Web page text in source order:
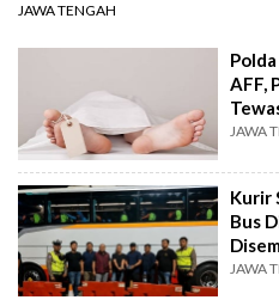
JAWA TENGAH
AFF,
JAWA
Kurir
Bus
JAWA